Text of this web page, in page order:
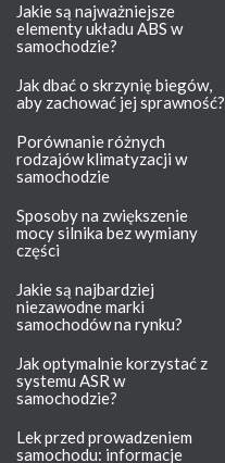
Jakie są najważniejsze
elementy układu ABS w
samochodzie?
Jak dbać o skrzynię biegów,
aby zachować jej sprawność?
Porównanie różnych
rodzajów klimatyzacji w
samochodzie
Sposoby na zwiększenie
mocy silnika bez wymiany
części
Jakie są najbardziej
niezawodne marki
samochodów na rynku?
Jak optymalnie korzystać z
systemu ASR w
samochodzie?
Lek przed prowadzeniem
samochodu: informacje